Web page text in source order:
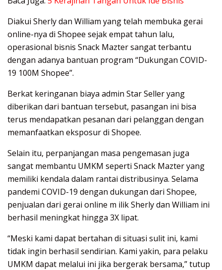
Diakui Sherly dan William yang telah membuka gerai ​
online​-nya di Shopee sejak empat tahun lalu,
operasional bisnis Snack Mazter sangat terbantu
dengan adanya bantuan program “Dukungan COVID-
19 100M Shopee”.
Berkat keringanan biaya admin Star Seller yang
diberikan dari bantuan tersebut, pasangan ini bisa
terus mendapatkan pesanan dari pelanggan dengan
memanfaatkan eksposur di Shopee.
Selain itu, perpanjangan masa pengemasan juga
sangat membantu UMKM seperti Snack Mazter yang
memiliki kendala dalam rantai distribusinya. Selama
pandemi COVID-19 dengan dukungan dari Shopee,
penjualan dari gerai online m​ ilik Sherly dan William ini
berhasil meningkat hingga 3X lipat.
“Meski kami dapat bertahan di situasi sulit ini, kami
tidak ingin berhasil sendirian. Kami yakin, para pelaku
UMKM dapat melalui ini jika bergerak bersama,” tutup